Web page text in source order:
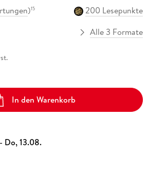
)15
200 Lesepunkte
Alle 3 Formate
In den Warenkorb
Do, 13.08.